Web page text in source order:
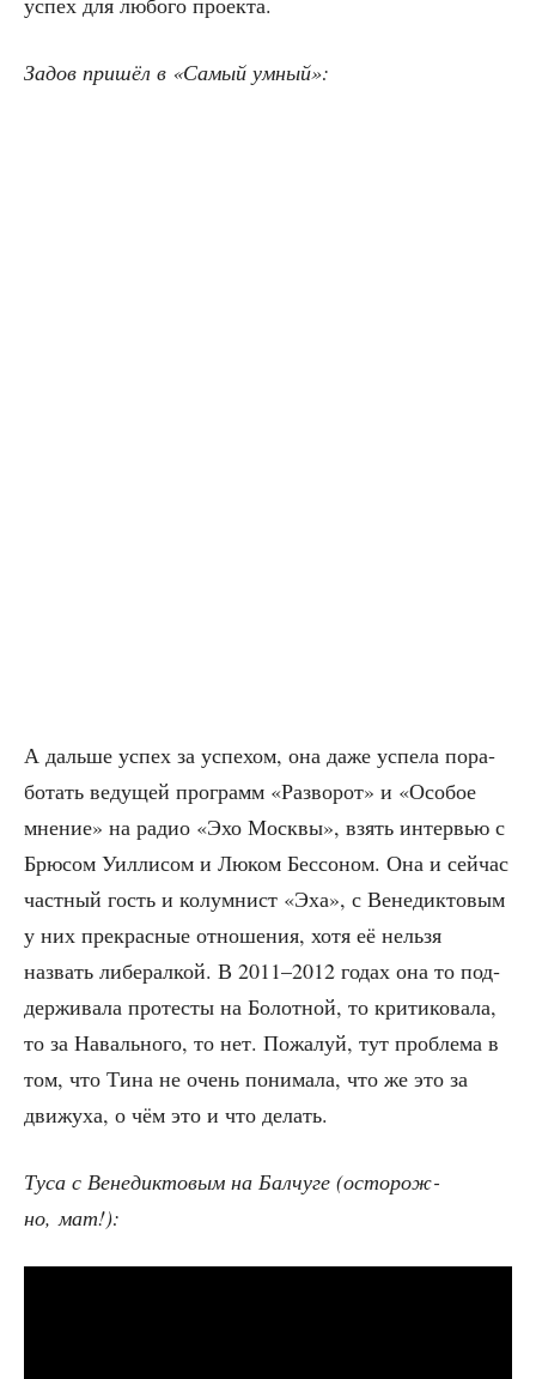
Задов при­шёл в «Самый умный»:
А даль­ше успех за успе­хом, она даже успе­ла пора­
бо­тать веду­щей про­грамм «Раз­во­рот» и «Осо­бое
мне­ние» на радио «Эхо Моск­вы», взять интер­вью с
Брю­сом Уил­ли­сом и Люком Бес­со­ном. Она и сей­час
част­ный гость и колум­нист «Эха», с Вене­дик­то­вым
у них пре­крас­ные отно­ше­ния, хотя её нель­зя
назвать либе­рал­кой. В 2011–2012 годах она то под­
дер­жи­ва­ла про­те­сты на Болот­ной, то кри­ти­ко­ва­ла,
то за Наваль­но­го, то нет. Пожа­луй, тут про­бле­ма в
том, что Тина не очень пони­ма­ла, что же это за
дви­жу­ха, о чём это и что делать.
Туса с Вене­дик­то­вым на Бал­чу­ге (осто­рож­
но, мат!):